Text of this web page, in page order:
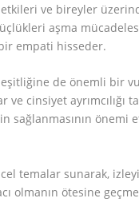
ve bireyler
aşma
empati hisseder.
de önemli bir
cinsiyet ayrımcılığı
sağlanmasının önemi
temalar sunarak,
olmanın ötesine